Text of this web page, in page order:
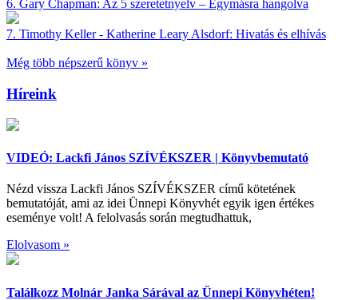
6. Gary Chapman: Az 5 szeretetnyelv – Egymásra hangolva
7. Timothy Keller - Katherine Leary Alsdorf: Hivatás és elhívás
Még több népszerű könyv »
Híreink
VIDEÓ: Lackfi János SZÍVÉKSZER | Könyvbemutató
Nézd vissza Lackfi János SZÍVÉKSZER című kötetének
bemutatóját, ami az idei Ünnepi Könyvhét egyik igen értékes
eseménye volt! A felolvasás során megtudhattuk,
Elolvasom »
Találkozz Molnár Janka Sárával az Ünnepi Könyvhéten!